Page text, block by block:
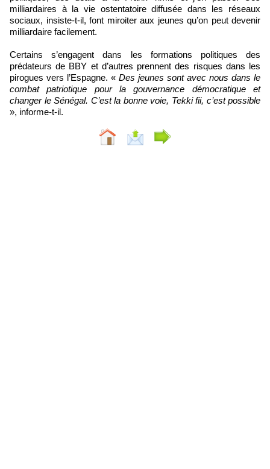
milliardaires à la vie ostentatoire diffusée dans les réseaux
sociaux, insiste-t-il, font miroiter aux jeunes qu’on peut devenir
milliardaire facilement.
Certains s’engagent dans les formations politiques des
prédateurs de BBY et d’autres prennent des risques dans les
pirogues vers l’Espagne. « Des jeunes sont avec nous dans le
combat patriotique pour la gouvernance démocratique et
changer le Sénégal. C’est la bonne voie, Tekki fii, c’est possible
», informe-t-il.